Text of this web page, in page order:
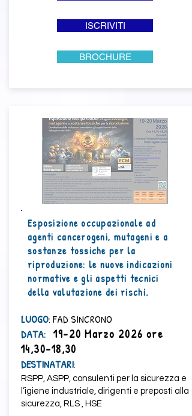
ISCRIVITI
BROCHURE
Esposizione occupazionale ad
agenti cancerogeni, mutageni e a
sostanze tossiche per la
riproduzione: le nuove indicazioni
normative e gli aspetti tecnici
della valutazione dei rischi.
LUOGO: FAD SINCRONO
​DATA: 19-20 Marzo 2026 ore
14,30-18,30
DESTINATARI:
RSPP, ASPP, consulenti per la sicurezza e
l’igiene industriale, dirigenti e preposti alla
sicurezza, RLS , HSE